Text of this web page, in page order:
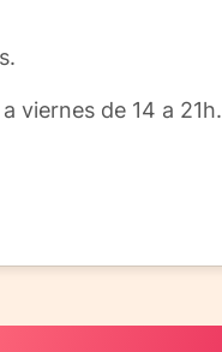
viernes de 14 a 21h.